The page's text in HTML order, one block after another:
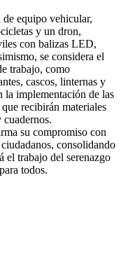
equipo vehicular,
y un dron,
con balizas LED,
se considera el
trabajo, como
cascos, linternas y
la implementación de las
recibirán materiales
su compromiso con
consolidando
el trabajo del serenazgo
todos.